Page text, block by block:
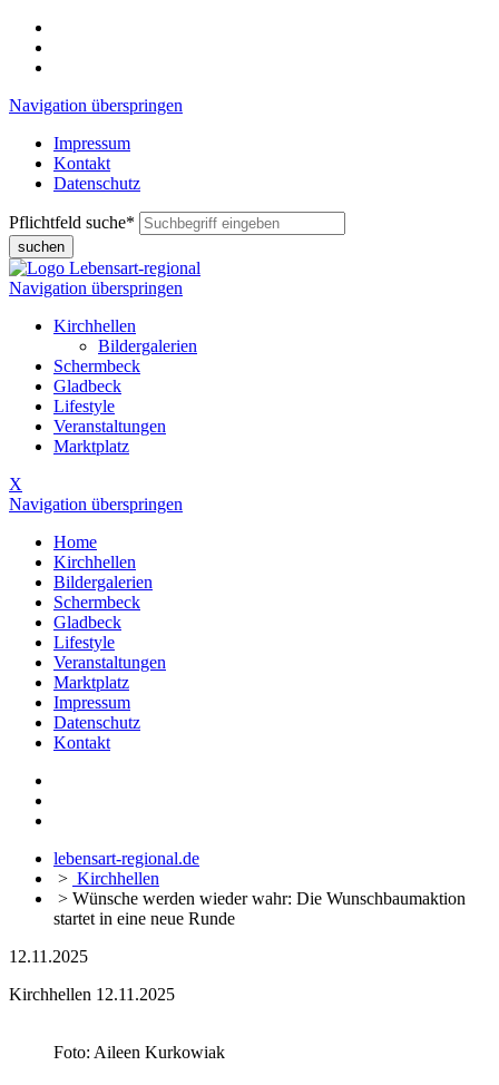
Navigation überspringen
Impressum
Kontakt
Datenschutz
Pflichtfeld suche*
suchen
Navigation überspringen
Kirchhellen
Bildergalerien
Schermbeck
Gladbeck
Lifestyle
Veranstaltungen
Marktplatz
X
Navigation überspringen
Home
Kirchhellen
Bildergalerien
Schermbeck
Gladbeck
Lifestyle
Veranstaltungen
Marktplatz
Impressum
Datenschutz
Kontakt
lebensart-regional.de
> Kirchhellen
> Wünsche werden wieder wahr: Die Wunschbaumaktion
startet in eine neue Runde
12.11.2025
Kirchhellen 12.11.2025
Foto: Aileen Kurkowiak